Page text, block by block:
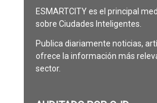
ESMARTCITY es el principal
sobre Ciudades Inteligentes.
Publica diariamente noticias,
ofrece la información más
sector.